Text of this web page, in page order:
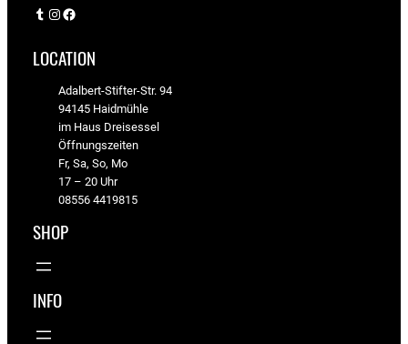
Instagram Facebook
LOCATION
Adalbert-Stifter-Str. 94
94145 Haidmühle
im Haus Dreisessel
Öffnungszeiten
Fr, Sa, So, Mo
17 – 20 Uhr
08556 4419815
SHOP
INFO